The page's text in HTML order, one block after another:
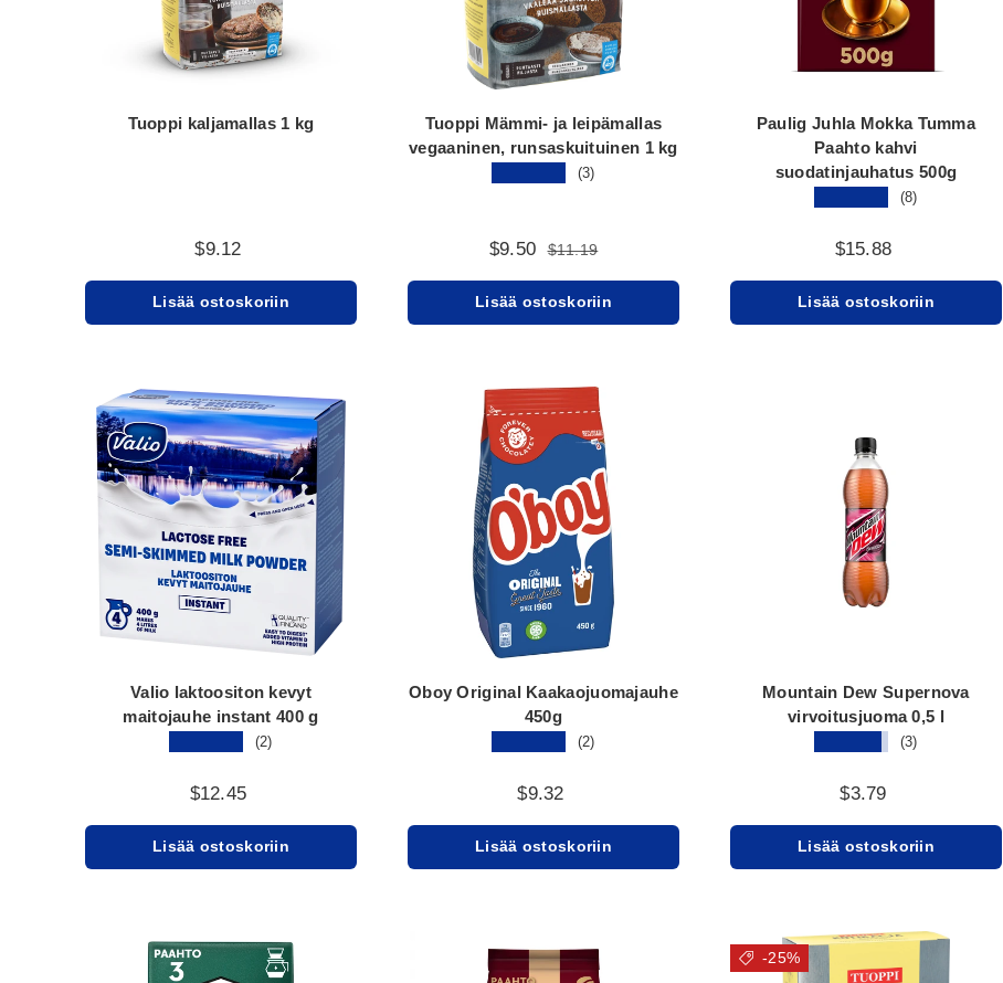
Tuoppi kaljamallas 1 kg
$9.12
Lisää ostoskoriin
Tuoppi Mämmi- ja leipämallas
vegaaninen, runsaskuituinen 1 kg
(3)
$9.50 $11.19
Lisää ostoskoriin
Paulig Juhla Mokka Tumma
Paahto kahvi
suodatinjauhatus 500g
(8)
$15.88
Lisää ostoskoriin
Valio laktoositon kevyt
maitojauhe instant 400 g
(2)
$12.45
Lisää ostoskoriin
Oboy Original Kaakaojuomajauhe
450g
(2)
$9.32
Lisää ostoskoriin
Mountain Dew Supernova
virvoitusjuoma 0,5 l
(3)
$3.79
Lisää ostoskoriin
-25%